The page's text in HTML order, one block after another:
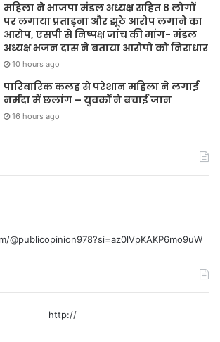
महिला ने भाजपा मंडल अध्यक्ष सहित 8 लोगों
पर लगाया प्रताड़ना और झूठे आरोप लगाने का
आरोप, एसपी से निष्पक्ष जांच की मांग- मंडल
अध्यक्ष भजन दास ने बताया आरोपो को निराधार
10 hours ago
पारिवारिक कलह से परेशान महिला ने लगाई
नर्मदा में छलांग – युवकों ने बचाई जान
16 hours ago
@publicopinion978?si=az0lVpKAKP6mo9uW
http://